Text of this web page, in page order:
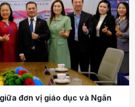
đơn vị giáo dục và Ngân